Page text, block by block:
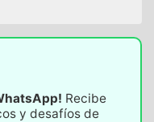
Recibe
y desafíos de